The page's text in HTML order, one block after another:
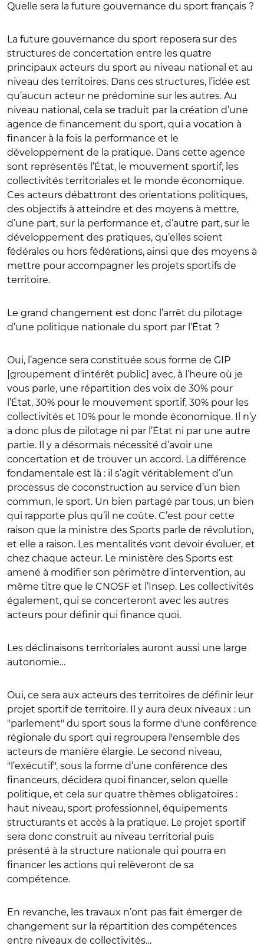
Quelle sera la future gouvernance du sport français ?
La future gouvernance du sport reposera sur des
structures de concertation entre les quatre
principaux acteurs du sport au niveau national et au
niveau des territoires. Dans ces structures, l’idée est
qu’aucun acteur ne prédomine sur les autres. Au
niveau national, cela se traduit par la création d’une
agence de financement du sport, qui a vocation à
financer à la fois la performance et le
développement de la pratique. Dans cette agence
sont représentés l’État, le mouvement sportif, les
collectivités territoriales et le monde économique.
Ces acteurs débattront des orientations politiques,
des objectifs à atteindre et des moyens à mettre,
d’une part, sur la performance et, d’autre part, sur le
développement des pratiques, qu’elles soient
fédérales ou hors fédérations, ainsi que des moyens à
mettre pour accompagner les projets sportifs de
territoire.
Le grand changement est donc l’arrêt du pilotage
d’une politique nationale du sport par l’État ?
Oui, l’agence sera constituée sous forme de GIP
[groupement d'intérêt public] avec, à l’heure où je
vous parle, une répartition des voix de 30% pour
l’État, 30% pour le mouvement sportif, 30% pour les
collectivités et 10% pour le monde économique. Il n’y
a donc plus de pilotage ni par l’État ni par une autre
partie. Il y a désormais nécessité d’avoir une
concertation et de trouver un accord. La différence
fondamentale est là : il s’agit véritablement d’un
processus de coconstruction au service d’un bien
commun, le sport. Un bien partagé par tous, un bien
qui rapporte plus qu’il ne coûte. C’est pour cette
raison que la ministre des Sports parle de révolution,
et elle a raison. Les mentalités vont devoir évoluer, et
chez chaque acteur. Le ministère des Sports est
amené à modifier son périmètre d’intervention, au
même titre que le CNOSF et l’Insep. Les collectivités
également, qui se concerteront avec les autres
acteurs pour définir qui finance quoi.
Les déclinaisons territoriales auront aussi une large
autonomie…
Oui, ce sera aux acteurs des territoires de définir leur
projet sportif de territoire. Il y aura deux niveaux : un
"parlement" du sport sous la forme d'une conférence
régionale du sport qui regroupera l'ensemble des
acteurs de manière élargie. Le second niveau,
"l’exécutif", sous la forme d’une conférence des
financeurs, décidera quoi financer, selon quelle
politique, et cela sur quatre thèmes obligatoires :
haut niveau, sport professionnel, équipements
structurants et accès à la pratique. Le projet sportif
sera donc construit au niveau territorial puis
présenté à la structure nationale qui pourra en
financer les actions qui relèveront de sa
compétence.
En revanche, les travaux n’ont pas fait émerger de
changement sur la répartition des compétences
entre niveaux de collectivités…